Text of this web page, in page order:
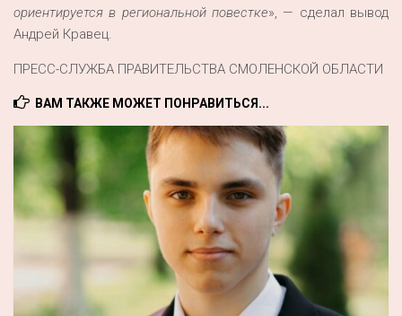
ориентируется в региональной повестке», — сделал вывод
Андрей Кравец.
ПРЕСС-СЛУЖБА ПРАВИТЕЛЬСТВА СМОЛЕНСКОЙ ОБЛАСТИ
ВАМ ТАКЖЕ МОЖЕТ ПОНРАВИТЬСЯ...